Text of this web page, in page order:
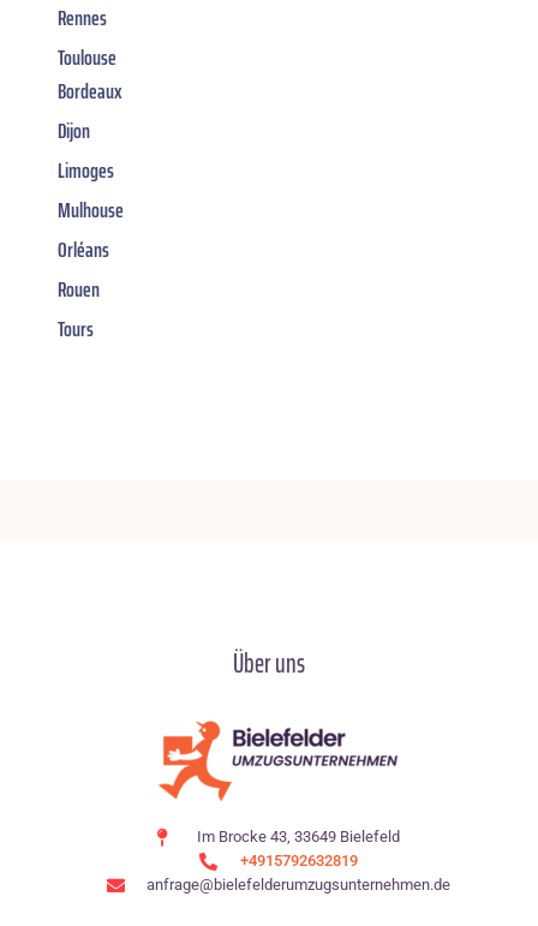
Rennes
Toulouse
Bordeaux
Dijon
Limoges
Mulhouse
Orléans
Rouen
Tours
Über uns
Im Brocke 43, 33649 Bielefeld
+4915792632819
anfrage@bielefelderumzugsunternehmen.de